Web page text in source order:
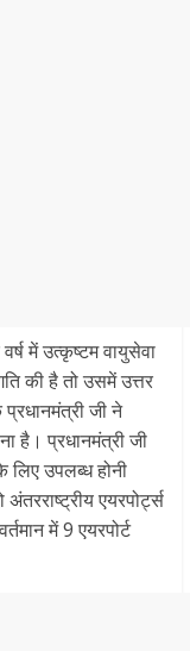
में उत्कृष्टम वायुसेवा
की है तो उसमें उत्तर
जी ने
है। प्रधानमंत्री जी
उपलब्ध होनी
एयरपोर्ट्स
में 9 एयरपोर्ट